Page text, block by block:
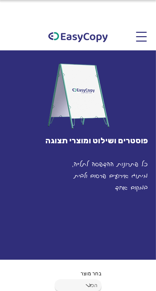
פוסטרים ושילוט ומוצרי תצוגה
כל פתרונות ההדפסה לתלייה,
מיתוג אירועים פרסום ולבית
במקום אחד
בחר מוצר